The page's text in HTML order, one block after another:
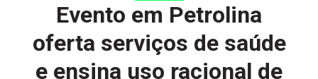
Evento em Petrolina
oferta serviços de saúde
e ensina uso racional de